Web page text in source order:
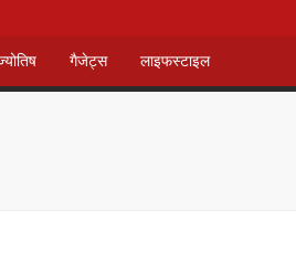
गैजेट्स लाइफस्टाइल